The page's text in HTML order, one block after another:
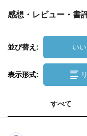
感想・レビュー・書
並び替え: い
表示形式:
すべて